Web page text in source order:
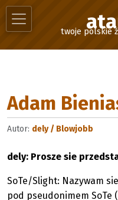
twoje polskie
Adam
Autor: dely / Blowjobb
dely: Prosze sie
SoTe/Slight: Nazywam
pod pseudonimem SoTe